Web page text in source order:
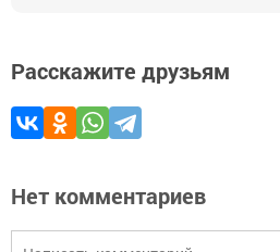
Расскажите друзьям
Нет комментариев